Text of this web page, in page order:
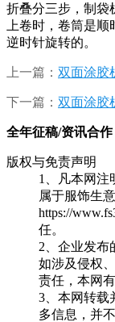
折叠分三步，制袋
上卷时，卷筒是
逆时针旋转的。
上一篇： 双面涂胶
下一篇： 双面涂胶
全年征稿/资讯合作
版权与免责声明
1、凡本网注
属于服饰生
https://
任。
2、企业发布
如涉及侵权
责任，本网
3、本网转载
多信息，并